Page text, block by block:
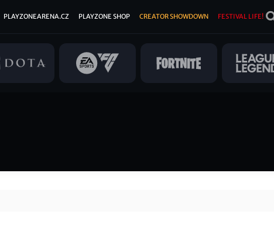
PLAYZONEARENA.CZ PLAYZONE SHOP CREATOR SHOWDOWN FESTIVAL LIFE!